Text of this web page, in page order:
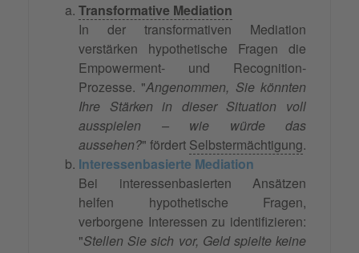
Transformative Mediation
In der transformativen Mediation
verstärken hypothetische Fragen die
Empowerment- und Recognition-
Prozesse. "Angenommen, Sie könnten
Ihre Stärken in dieser Situation voll
ausspielen – wie würde das
aussehen?" fördert Selbstermächtigung.
Interessenbasierte Mediation
Bei interessenbasierten Ansätzen
helfen hypothetische Fragen,
verborgene Interessen zu identifizieren:
"Stellen Sie sich vor, Geld spielte keine